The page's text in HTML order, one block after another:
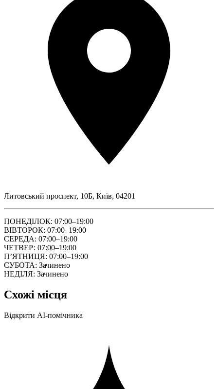
Литовський проспект, 10Б, Київ, 04201
ПОНЕДІЛОК: 07:00–19:00
ВІВТОРОК: 07:00–19:00
СЕРЕДА: 07:00–19:00
ЧЕТВЕР: 07:00–19:00
ПʼЯТНИЦЯ: 07:00–19:00
СУБОТА: Зачинено
НЕДІЛЯ: Зачинено
Схожі місця
Відкрити AI-помічника